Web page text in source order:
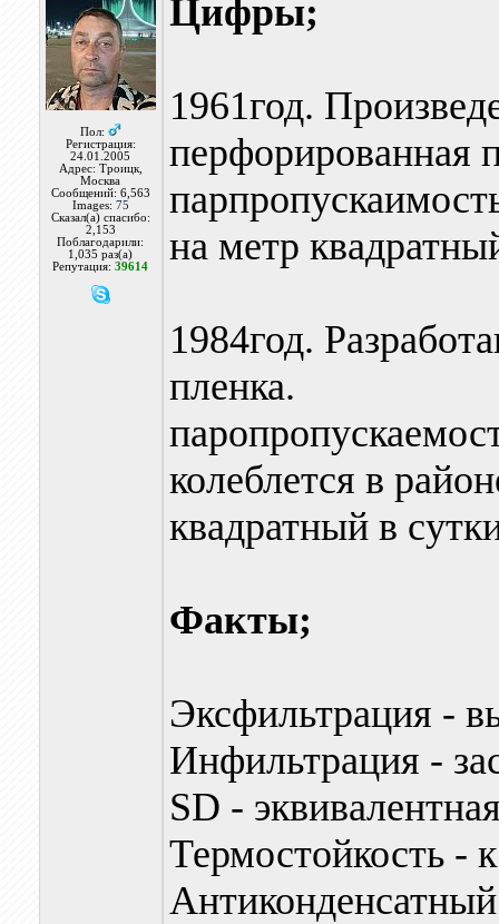
Пол:
Регистрация:
24.01.2005
Адрес: Троицк,
Москва
Сообщений: 6,563
Images: 75
Сказал(а) спасибо:
2,153
Поблагодарили:
1,035 раз(а)
Репутация:39614
Цифры;
1961год.
перфорированная
на метр
1984год.
пленка.
колеблется в
квадратный в
Факты;
Эксфильтрация -
Инфильтрация -
SD -
Термостойкость -